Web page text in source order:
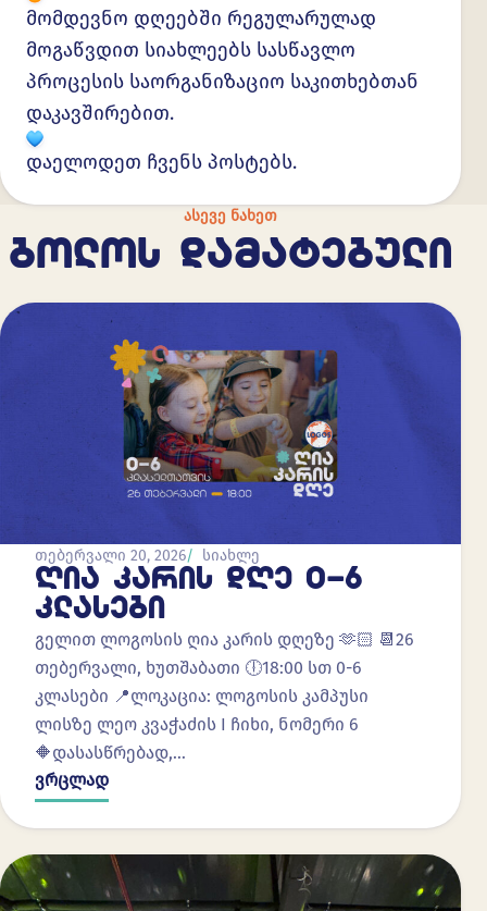
მომდევნო დღეებში რეგულარულად
მოგაწვდით სიახლეებს სასწავლო
პროცესის საორგანიზაციო საკითხებთან
დაკავშირებით.
დაელოდეთ ჩვენს პოსტებს.
ᲐᲡᲔᲕᲔ ᲜᲐᲮᲔᲗ
ᲑᲝᲚᲝᲡ ᲓᲐᲛᲐᲢᲔᲑᲣᲚᲘ
თებერვალი 20, 2026 სიახლე
ᲦᲘᲐ ᲙᲐᲠᲘᲡ ᲓᲦᲔ 0-6
ᲙᲚᲐᲡᲔᲑᲘ
გელით ლოგოსის ღია კარის დღეზე 🫶🏻 📆26
თებერვალი, ხუთშაბათი 🕕18:00 სთ 0-6
კლასები 📍ლოკაცია: ლოგოსის კამპუსი
ლისზე ლეო კვაჭაძის I ჩიხი, ნომერი 6
🔶დასასწრებად,…
ვრცლად